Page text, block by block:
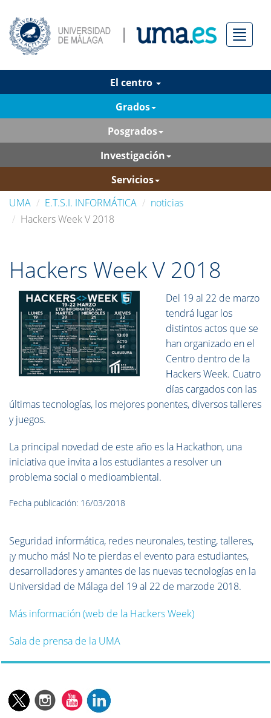
Menú
El centro
Grados
Posgrados
Investigación
Servicios
UMA
E.T.S.I. INFORMÁTICA
noticias
Hackers Week V 2018
Hackers Week V 2018
Del 19 al 22 de marzo
tendrá lugar los
distintos actos que se
han organizado en el
Centro dentro de la
Hackers Week. Cuatro
días cargados con las
últimas tecnologías, los mejores ponentes, diversos talleres
y juegos.
La principal novedad de este año es la Hackathon, una
iniciativa que invita a los estudiantes a resolver un
problema social o medioambiental.
Fecha publicación: 16/03/2018
Seguridad informática, redes neuronales, testing, talleres,
¡y mucho más! No te pierdas el evento para estudiantes,
desarrolladores y amantes de las nuevas tecnologías en la
Universidad de Málaga del 19 al 22 de marzode 2018.
Más información (web de la Hackers Week)
Sala de prensa de la UMA